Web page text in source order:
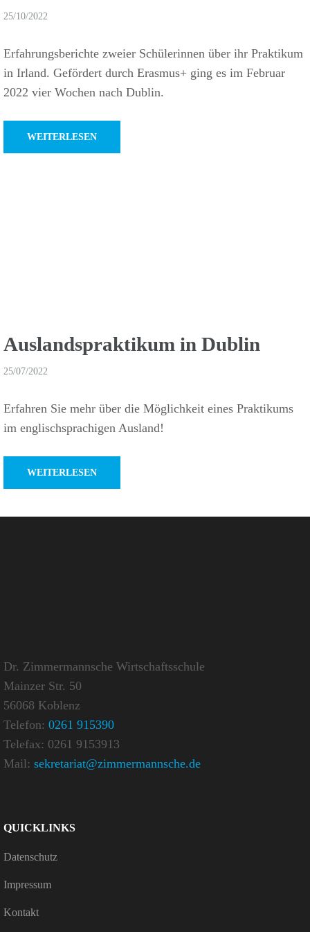
25/10/2022
Erfah­rungs­be­richte zweier Schü­le­rinnen über ihr Prak­tikum
in Irland. Geför­dert durch Erasmus+ ging es im Februar
2022 vier Wochen nach Dublin.
WEITERLESEN
Auslands­prak­tikum in Dublin
25/07/2022
Erfahren Sie mehr über die Möglich­keit eines Prak­ti­kums
im englisch­spra­chigen Ausland!
WEITERLESEN
Dr. Zimmermannsche Wirtschaftsschule
Mainzer Str. 50
56068 Koblenz
Telefon: 0261 915390
Telefax: 0261 9153913
Mail: sekretariat@zimmermannsche.de
QUICK­LINKS
Daten­schutz
Impressum
Kontakt